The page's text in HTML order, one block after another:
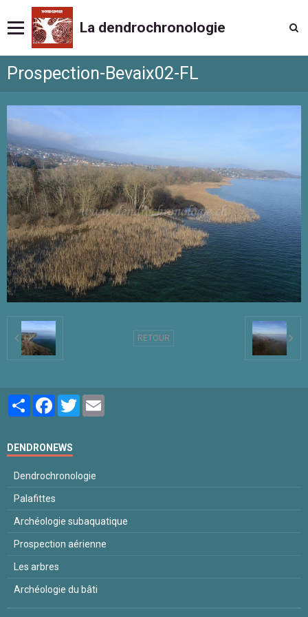
La dendrochronologie
Prospection-Bevaix02-FL
RETOUR
PartagerFacebook
Twitter
DENDRONEWS
Dendrochronologie
Palafittes
Archéologie subaquatique
Prospection aérienne
Les arbres
Archéologie du bâti